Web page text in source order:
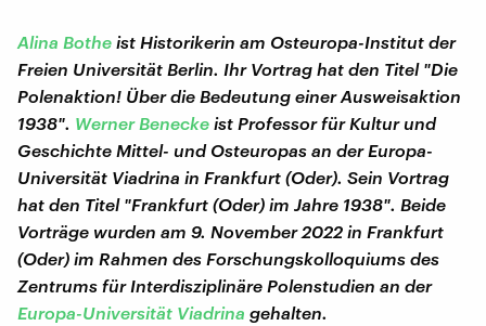
Alina Bothe ist Historikerin am Osteuropa-Institut der
Freien Universität Berlin. Ihr Vortrag hat den Titel "Die
Polenaktion! Über die Bedeutung einer Ausweisaktion
1938". Werner Benecke ist Professor für Kultur und
Geschichte Mittel- und Osteuropas an der Europa-
Universität Viadrina in Frankfurt (Oder). Sein Vortrag
hat den Titel "Frankfurt (Oder) im Jahre 1938". Beide
Vorträge wurden am 9. November 2022 in Frankfurt
(Oder) im Rahmen des Forschungskolloquiums des
Zentrums für Interdisziplinäre Polenstudien an der
Europa-Universität Viadrina gehalten.